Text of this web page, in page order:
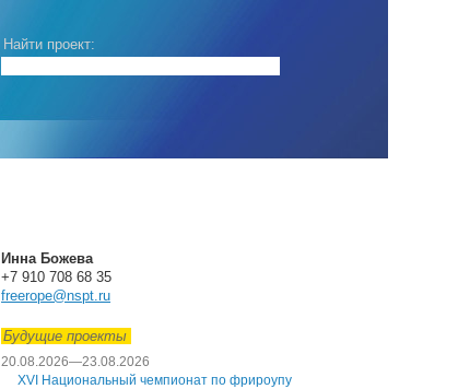
Найти проект:
Инна Божева
+7 910 708 68 35
freerope@nspt.ru
Будущие проекты
20.08.2026—23.08.2026
XVI Национальный чемпионат по фрироупу